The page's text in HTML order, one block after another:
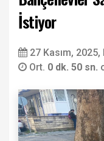
İstiyor
27 Kasım,
Ort. 0 dk. 50 sn.